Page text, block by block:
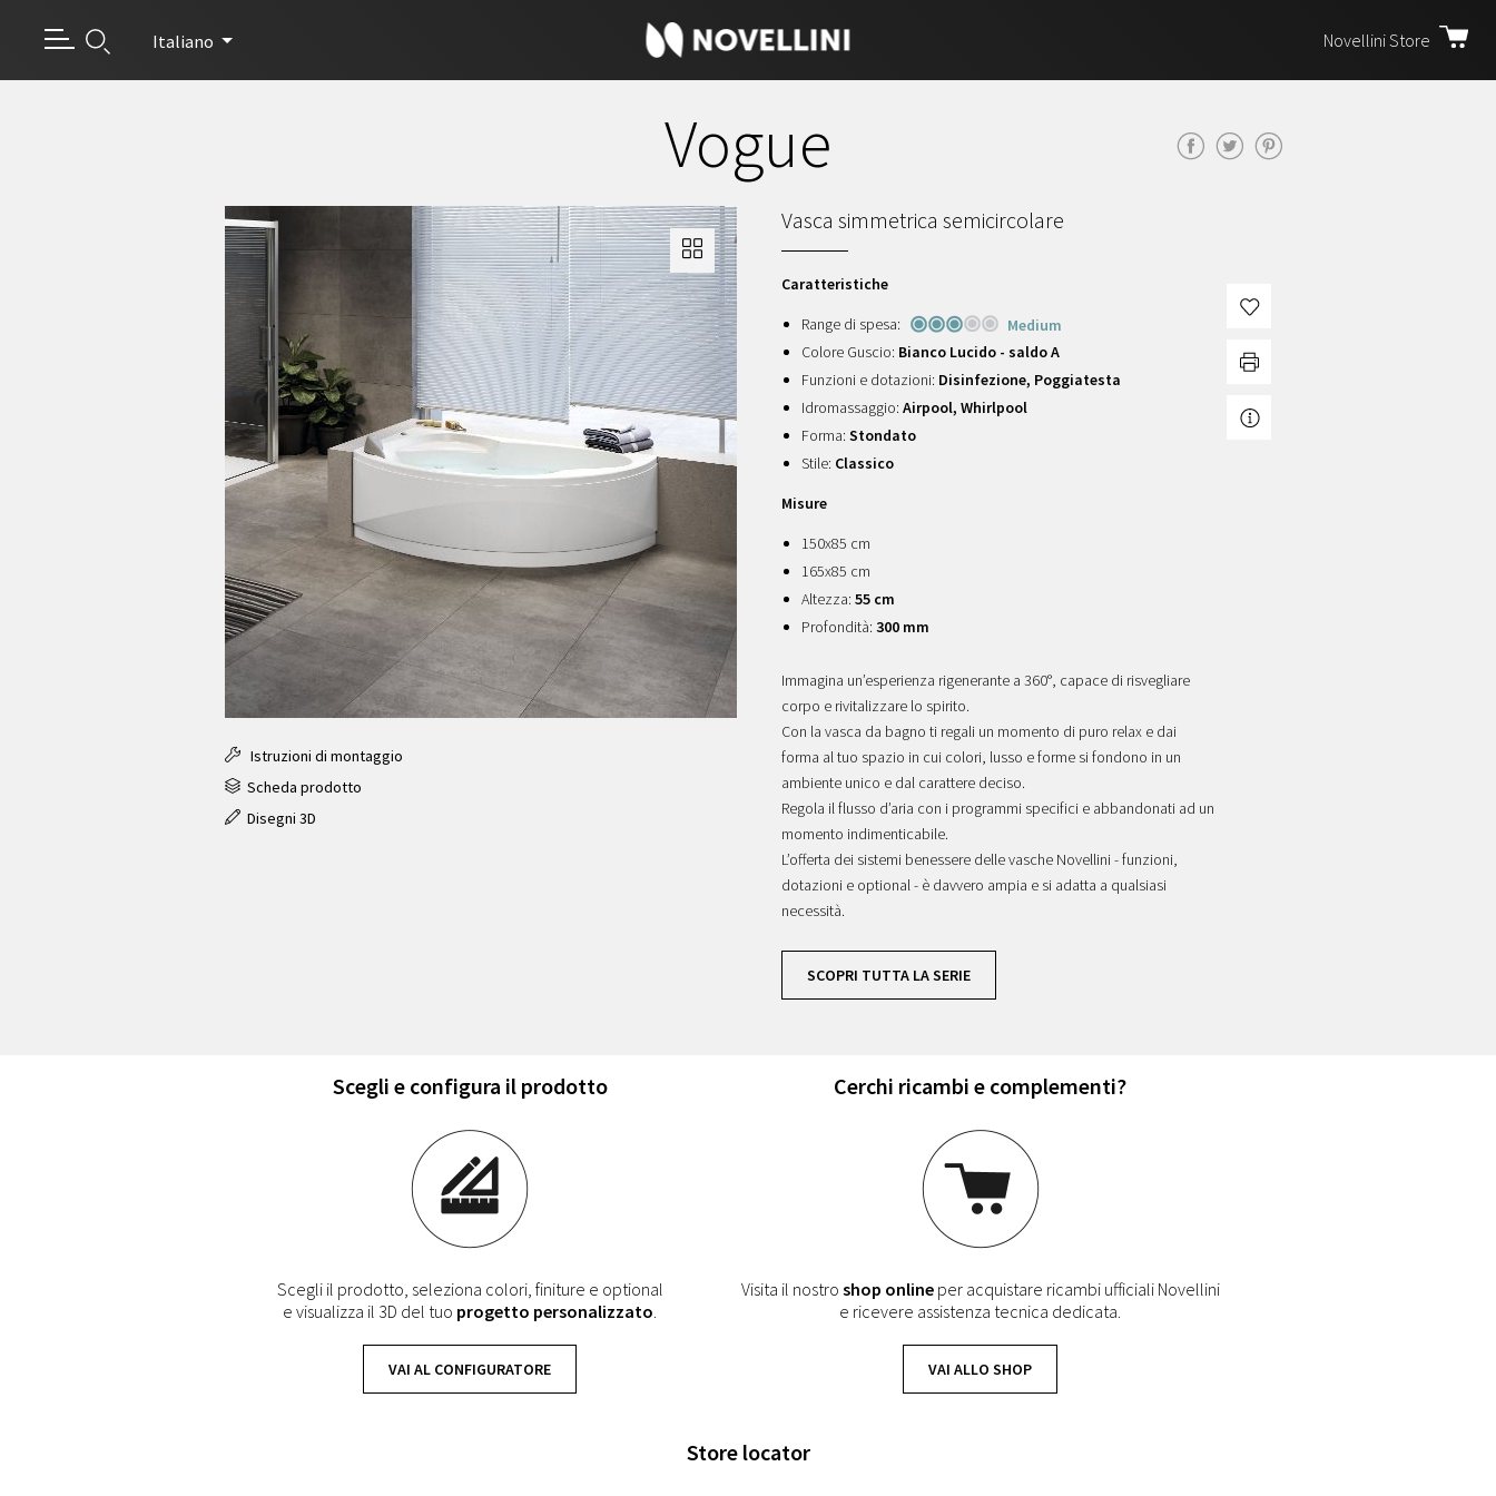
Italiano Novellini Store
Vogue
Istruzioni di montaggio
Scheda prodotto
Disegni 3D
Vasca simmetrica semicircolare
Caratteristiche
Range di spesa:
Medium
Colore Guscio: Bianco Lucido - saldo A
Funzioni e dotazioni: Disinfezione, Poggiatesta
Idromassaggio: Airpool, Whirlpool
Forma: Stondato
Stile: Classico
Misure
150x85 cm
165x85 cm
Altezza: 55 cm
Profondità: 300 mm
Immagina un’esperienza rigenerante a 360°, capace di risvegliare
corpo e rivitalizzare lo spirito.
Con la vasca da bagno ti regali un momento di puro relax e dai
forma al tuo spazio in cui colori, lusso e forme si fondono in un
ambiente unico e dal carattere deciso.
Regola il flusso d’aria con i programmi specifici e abbandonati ad un
momento indimenticabile.
L’offerta dei sistemi benessere delle vasche Novellini - funzioni,
dotazioni e optional - è davvero ampia e si adatta a qualsiasi
necessità.
SCOPRI TUTTA LA SERIE
Scegli e configura il prodotto
Scegli il prodotto, seleziona colori, finiture e optional
e visualizza il 3D del tuo progetto personalizzato
VAI AL CONFIGURATORE
Cerchi ricambi e complementi?
Visita il nostro shop onlineper acquistare ricambi ufficiali Novellini
e ricevere assistenza tecnica dedicata.
VAI ALLO SHOP
Store locator